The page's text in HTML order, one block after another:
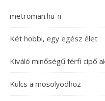
metroman.hu-n
Két hobbi, egy egész élet
Kiváló minőségű férfi cipő
Kulcs a mosolyodhoz